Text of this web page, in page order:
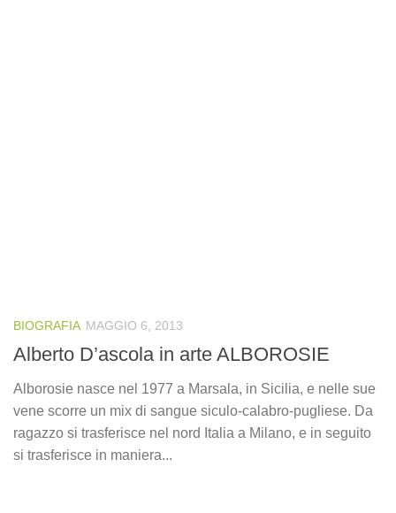
BIOGRAFIA MAGGIO 6, 2013
Alberto D’ascola in arte ALBOROSIE
Alborosie nasce nel 1977 a Marsala, in Sicilia, e nelle sue
vene scorre un mix di sangue siculo-calabro-pugliese. Da
ragazzo si trasferisce nel nord Italia a Milano, e in seguito
si trasferisce in maniera...